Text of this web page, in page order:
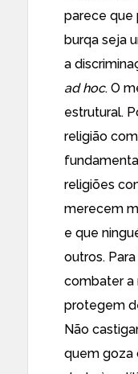
parece que
burqa seja
a
ad hoc. O
estrutural.
religião
religiões
merecem
e que
outros.
combater a
protegem
Não
quem goza